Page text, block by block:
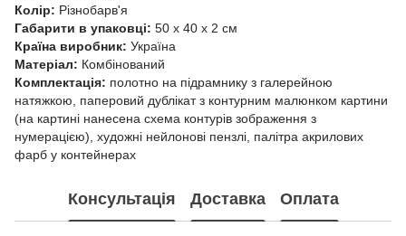
Колір: Різнобарв'я
Габарити в упаковці: 50 x 40 x 2 см
Країна виробник: Україна
Матеріал: Комбінований
Комплектація: полотно на підрамнику з галерейною
натяжкою, паперовий дублікат з контурним малюнком картини
(на картині нанесена схема контурів зображення з
нумерацією), художні нейлонові пензлі, палітра акрилових
фарб у контейнерах
Консультація Доставка Оплата